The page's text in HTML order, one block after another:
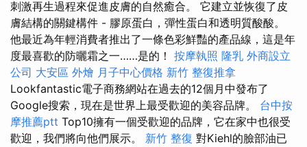
刺激再生過程來促進皮膚的自然癒合。 它建立並恢復了皮
膚結構的關鍵構件 - 膠原蛋白，彈性蛋白和透明質酸酸。
他最近為年輕消費者推出了一條色彩鮮豔的產品線，這是年
度最喜歡的防曬霜之一……是的！ 按摩執照 隆乳 外商設立
公司 大安區 外燴 月子中心價格 新竹 整復推拿
Lookfantastic電子商務網站在過去的12個月中發布了
Google搜索，現在是世界上最受歡迎的美容品牌。 台中按
摩推薦ptt Top10擁有一個受歡迎的品牌，它在家中也很受
歡迎，我們將向他們展示。 新竹 整復 對Kiehl的臉部油已